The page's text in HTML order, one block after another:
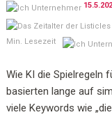
Min. Lesezeit
Wie KI die Spielregeln
basierten lange auf
viele Keywords wie